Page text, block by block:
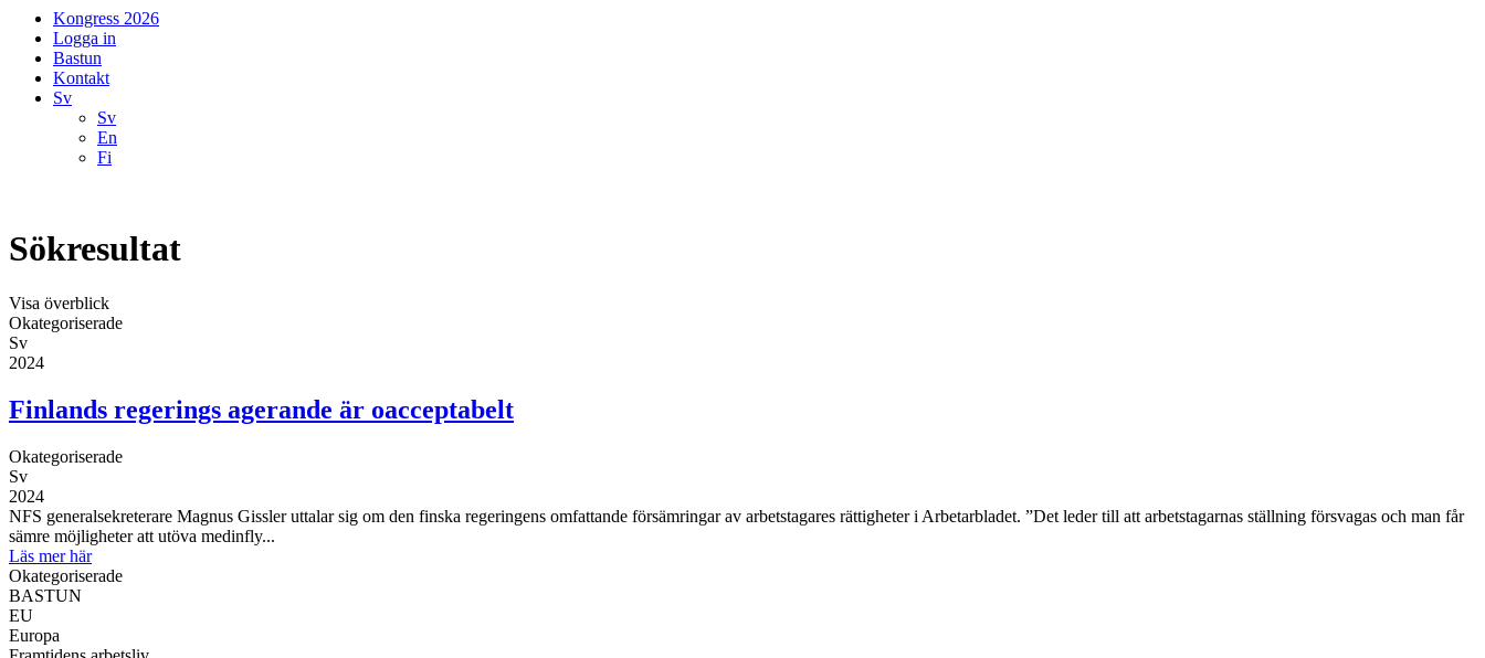
Kongress 2026
Logga in
Bastun
Kontakt
Sv
Sv
En
Fi
Sökresultat
Visa överblick
Okategoriserade
Sv
2024
Finlands regerings agerande är oacceptabelt
Okategoriserade
Sv
2024
NFS generalsekreterare Magnus Gissler uttalar sig om den finska regeringens omfattande försämringar av arbetstagares rättigheter i Arbetarbladet. ”Det leder till att arbetstagarnas ställning försvagas och man får
sämre möjligheter att utöva medinfly...
Läs mer här
Okategoriserade
BASTUN
EU
Europa